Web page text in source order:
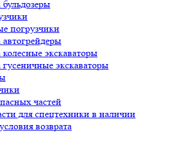
погрузчики
автогрейдеры
колесные экскаваторы
гусеничные экскаваторы
частей
для спецтехники в наличии
возврата